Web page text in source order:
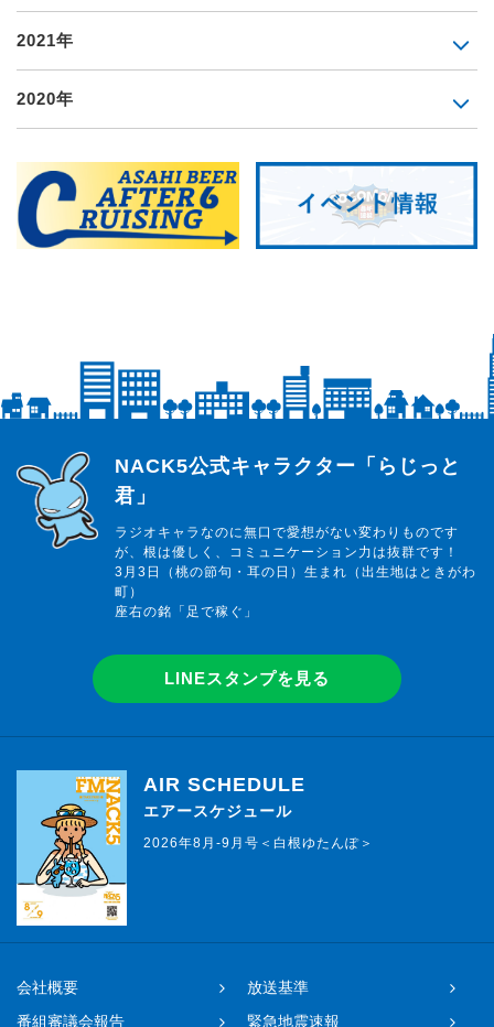
2021年
2020年
らじっと君
NACK5公式キャラクター「らじっと
君」
ラジオキャラなのに無口で愛想がない変わりものです
が、根は優しく、コミュニケーション力は抜群です！
3月3日（桃の節句・耳の日）生まれ（出生地はときがわ
町）
座右の銘「足で稼ぐ」
LINEスタンプを見る
AIR SCHEDULE
エアースケジュール
2026年8月-9月号＜白根ゆたんぽ＞
会社概要
放送基準
番組審議会報告
緊急地震速報